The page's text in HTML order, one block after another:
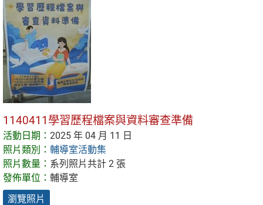
1140411學習歷程檔案與資料審查準備
活動日期： 2025 年 04 月 11 日
照片類別： 輔導室活動集
照片數量： 系列照片共計 2 張
發佈單位： 輔導室
瀏覽照片